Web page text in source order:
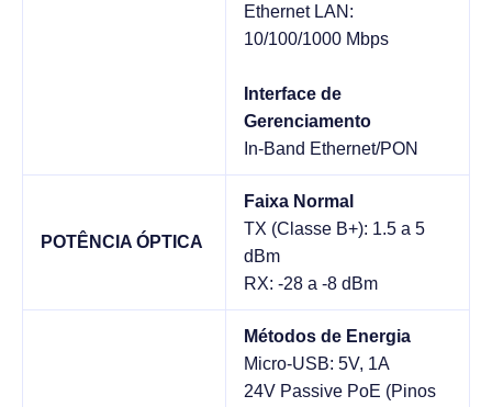
Ethernet LAN:
10/100/1000 Mbps
Interface de
Gerenciamento
In-Band Ethernet/PON
POTÊNCIA ÓPTICA
Faixa Normal
TX (Classe B+): 1.5 a 5
dBm
RX: -28 a -8 dBm
Métodos de Energia
Micro-USB: 5V, 1A
24V Passive PoE (Pinos